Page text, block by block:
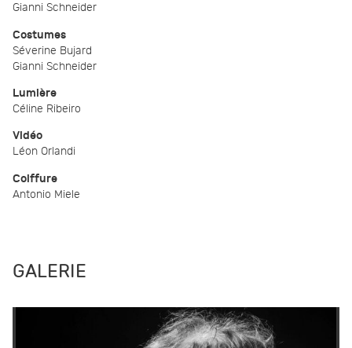
Gianni Schneider
Costumes
Séverine Bujard
Gianni Schneider
Lumière
Céline Ribeiro
Vidéo
Léon Orlandi
Coiffure
Antonio Miele
GALERIE